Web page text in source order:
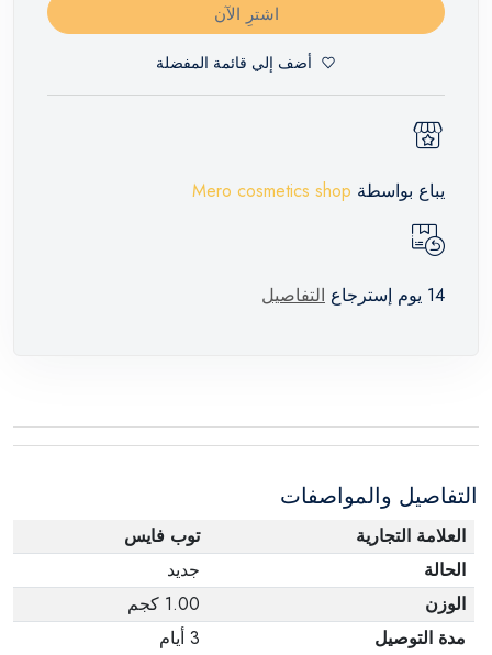
اشترِ الآن
أضف إلي قائمة المفضلة
يباع بواسطة Mero cosmetics shop
14 يوم إسترجاع التفاصيل
التفاصيل والمواصفات
العلامة التجارية
توب فايس
الحالة
جديد
الوزن
1.00 كجم
مدة التوصيل
3 أيام